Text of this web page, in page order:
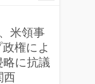
米領事
権によ
に抗議
西